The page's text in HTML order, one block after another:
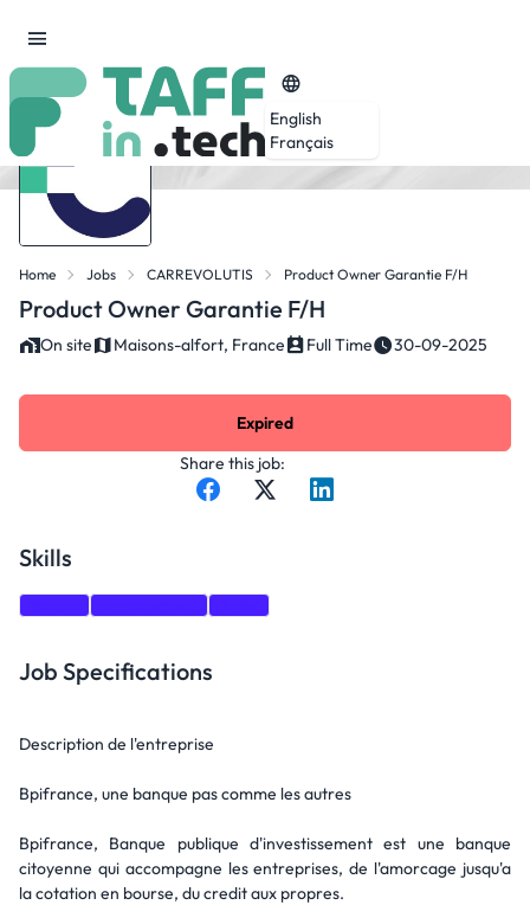
English
Français
Home Jobs CARREVOLUTIS Product Owner Garantie F/H
Product Owner Garantie F/H
On site Maisons-alfort, France Full Time 30-09-2025
Share this job:
Expired
Skills
Job Specifications
Description de l'entreprise
Bpifrance, une banque pas comme les autres
Bpifrance, Banque publique d'investissement est une banque
citoyenne qui accompagne les entreprises, de l'amorcage jusqu'a
la cotation en bourse, du credit aux propres.